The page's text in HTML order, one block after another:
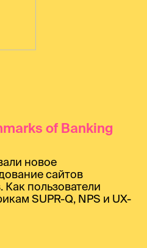
of Banking
новое
сайтов
пользователи
SUPR-Q, NPS и UX-